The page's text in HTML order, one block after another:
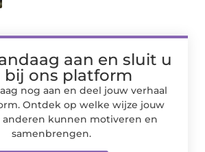
aan en sluit u
bij ons platform
nog aan en deel jouw verhaal
Ontdek op welke wijze jouw
kunnen motiveren en
samenbrengen.